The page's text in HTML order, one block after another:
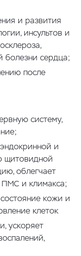
и развития
инсультов и
болезни сердца;
после
систему,
и
щитовидной
облегчает
и климакса;
кожи и
клеток
ускоряет